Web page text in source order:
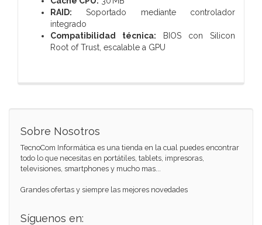
RAID: Soportado mediante controlador
integrado
Compatibilidad técnica: BIOS con Silicon
Root of Trust, escalable a GPU
Sobre Nosotros
TecnoCom Informática es una tienda en la cual puedes encontrar
todo lo que necesitas en portátiles, tablets, impresoras,
televisiones, smartphones y mucho mas...
Grandes ofertas y siempre las mejores novedades
Síguenos en: